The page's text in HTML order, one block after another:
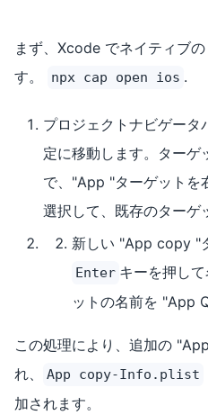
まず、Xcode でネイティブ
す。
npx cap open ios .
プロジェクトナビゲータ
定に移動します。ターゲ
で、"App "ターゲットを
選択して、既存のターゲ
新しい "App copy "
Enter キーを押し
ットの名前を "App
この処理により、追加の
れ、
App copy-Info.plist
加されます。